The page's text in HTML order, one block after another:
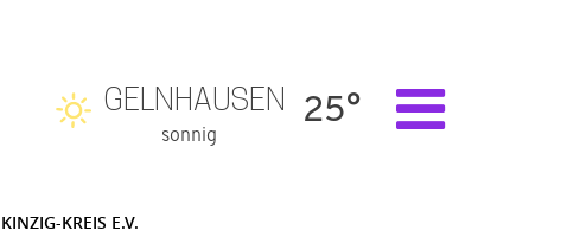
GELNHAUSEN
sonnig
25°
KREIS E.V.